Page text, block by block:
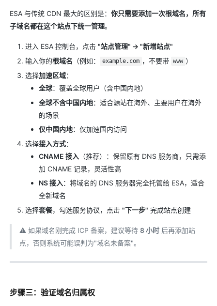
ESA 与传统 CDN 最大的区别是： 你只需要添加一次根域名，所有
子域名都在这个站点下统一管理。
进入 ESA 控制台，点击 "站点管理" → "新增站点"
输入你的根域名 （例如： example.com ，不要带 www ）
选择加速区域：
全球：覆盖全球用户（含中国内地）
全球不含中国内地：适合源站在海外、主要用户在海外
的场景
仅中国内地：仅加速国内访问
选择接入方式：
CNAME 接入 （推荐）：保留原有 DNS 服务商，只需添
加 CNAME 记录，灵活性高
NS 接入：将域名的 DNS 服务器完全托管给 ESA，适合
全新域名
选择套餐，勾选服务协议，点击 "下一步" 完成站点创建
⚠️ 如果域名刚完成 ICP 备案，建议等待 8 小时 后再添加站
点，否则系统可能误判为"域名未备案"。
步骤三：验证域名归属权